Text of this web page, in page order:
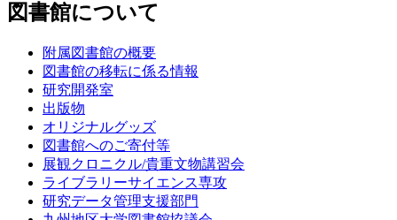
図書館について
附属図書館の概要
図書館の移転に係る情報
研究開発室
出版物
オリジナルグッズ
図書館へのご寄付等
展観クロニクル/貴重文物講習会
ライブラリーサイエンス専攻
研究データ管理支援部門